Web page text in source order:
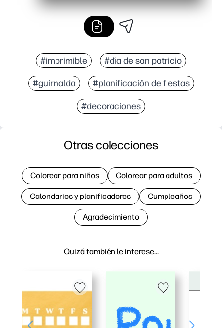
#imprimible #día de san patricio
#guirnalda #planificación de fiestas
#decoraciones
Quizá también le interese…
Otras colecciones
Colorear para niños Colorear para adultos
Calendarios y planificadores Cumpleaños
Agradecimiento